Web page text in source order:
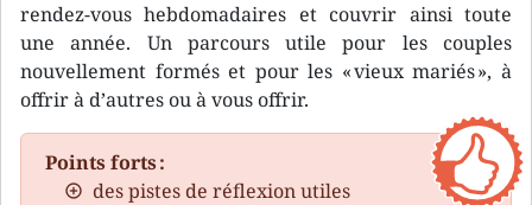
rendez-vous hebdomadaires et couvrir ainsi toute
une année. Un parcours utile pour les couples
nouvellement formés et pour les « vieux mariés », à
offrir à d’autres ou à vous offrir.
Points forts :
des pistes de réflexion utiles